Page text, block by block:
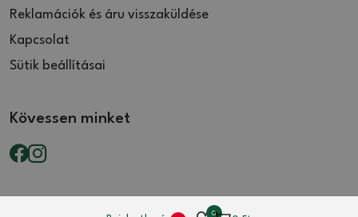
0
Reklamációk és áru visszaküldése
Kapcsolat
Sütik beállításai
Kövessen minket